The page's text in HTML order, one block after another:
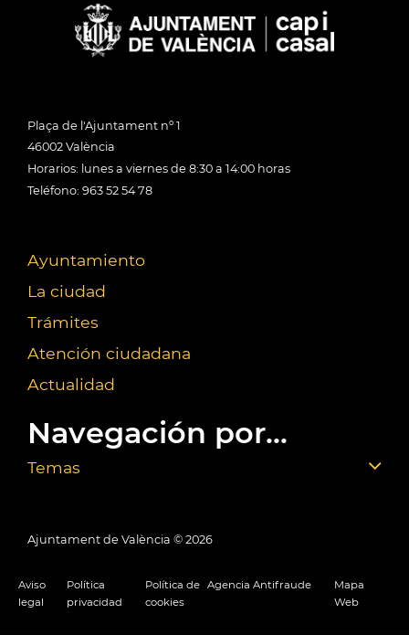
Plaça de l'Ajuntament nº 1
46002 València
Horarios: lunes a viernes de 8:30 a 14:00 horas
Teléfono: 963 52 54 78
Ayuntamiento
La ciudad
Trámites
Atención ciudadana
Actualidad
Navegación por...
Temas
Ajuntament de València © 2026
Aviso
legal
Política
privacidad
Política de
cookies
Agencia Antifraude
Mapa
Web